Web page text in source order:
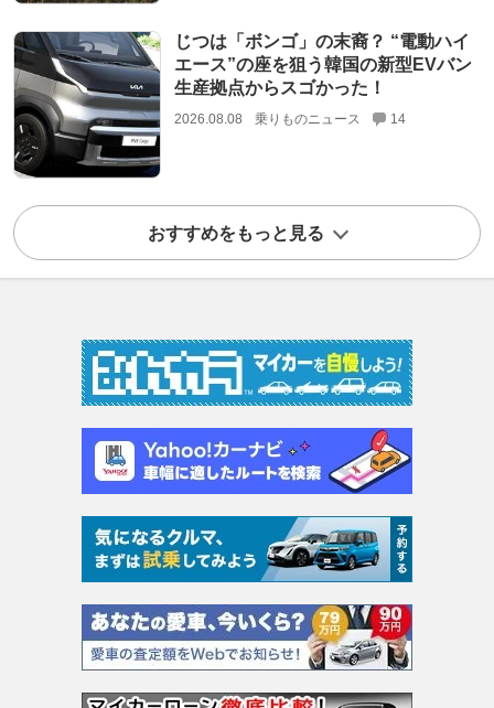
じつは「ボンゴ」の末裔？ “電動ハイ
エース”の座を狙う韓国の新型EVバン
生産拠点からスゴかった！
2026.08.08 乗りものニュース 14
おすすめをもっと見る